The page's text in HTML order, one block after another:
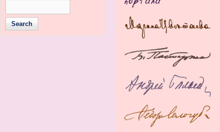
Search form